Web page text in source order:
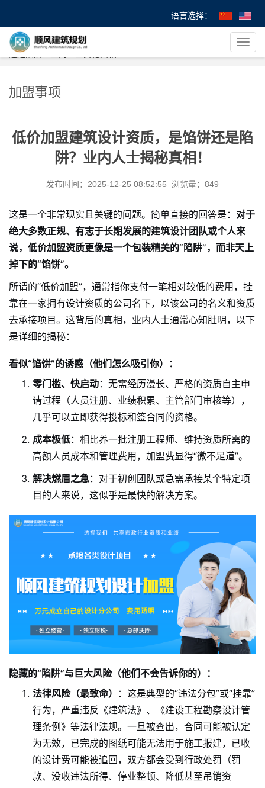
语言选择：
导
航
您的位置：首 页>
> 低价加盟建筑设计资质，是馅饼
还是陷阱？业内人士揭秘真相！
加盟事项
低价加盟建筑设计资质，是馅饼还是陷
阱？业内人士揭秘真相！
发布时间：2025-12-25 08:52:55 浏览量：849
这是一个非常现实且关键的问题。简单直接的回答是： 对于
绝大多数正规、有志于长期发展的建筑设计团队或个人来
说，低价加盟资质更像是一个包装精美的“陷阱”，而非天上
掉下的“馅饼”。
所谓的“低价加盟”，通常指你支付一笔相对较低的费用，挂
靠在一家拥有设计资质的公司名下，以该公司的名义和资质
去承接项目。这背后的真相，业内人士通常心知肚明，以下
是详细的揭秘：
看似“馅饼”的诱惑（他们怎么吸引你）：
零门槛、快启动：无需经历漫长、严格的资质自主申
请过程（人员注册、业绩积累、主管部门审核等），
几乎可以立即获得投标和签合同的资格。
成本极低：相比养一批注册工程师、维持资质所需的
高额人员成本和管理费用，加盟费显得“微不足道”。
解决燃眉之急：对于初创团队或急需承接某个特定项
目的人来说，这似乎是最快的解决方案。
隐藏的“陷阱”与巨大风险（他们不会告诉你的）：
法律风险（最致命）
：这是典型的“违法分包”或“挂靠”
行为，严重违反《建筑法》、《建设工程勘察设计管
理条例》等法律法规。一旦被查出，合同可能被认定
为无效，已完成的图纸可能无法用于施工报建，已收
的设计费可能被追回，双方都会受到行政处罚（罚
款、没收违法所得、停业整顿、降低甚至吊销资